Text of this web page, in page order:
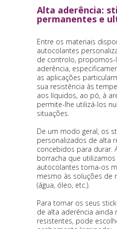
Alta aderência:
permanentes e
Entre os materiais
autocolantes
de controlo, propomos-
aderência,
as aplicações
sua resistência às
aos líquidos, ao pó, à
permite-lhe utilizá-los
situações.
De um modo geral, os
personalizados de alta
concebidos para durar.
borracha que
autocolantes torna-os
mesmo às soluções de
(água, óleo, etc.).
Para tornar os seus
de alta aderência ainda
resistentes, pode